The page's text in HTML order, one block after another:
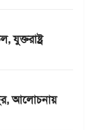
যুক্তরাষ্ট্র
আলোচনায়